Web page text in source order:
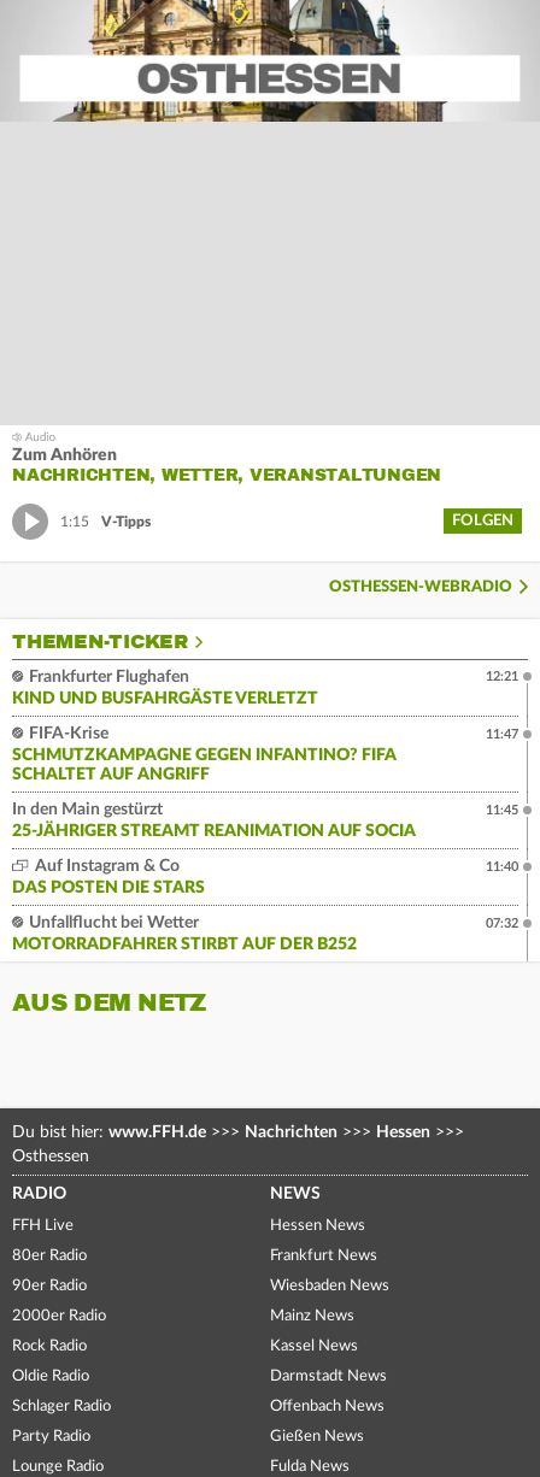
Zum Anhören
NACHRICHTEN, WETTER, VERANSTALTUNGEN
1:15 V-Tipps FOLGEN
OSTHESSEN-WEBRADIO
THEMEN-TICKER
Frankfurter Flughafen
KIND UND BUSFAHRGÄSTE VERLETZT
12:21
FIFA-Krise
SCHMUTZKAMPAGNE GEGEN INFANTINO? FIFA
SCHALTET AUF ANGRIFF
11:47
In den Main gestürzt
25-JÄHRIGER STREAMT REANIMATION AUF SOCIA
11:45
Auf Instagram & Co
DAS POSTEN DIE STARS
11:40
Unfallflucht bei Wetter
MOTORRADFAHRER STIRBT AUF DER B252
07:32
AUS DEM NETZ
Du bist hier: www.FFH.de >>> Nachrichten >>> Hessen >>>
Osthessen
RADIO
FFH Live
80er Radio
90er Radio
2000er Radio
Rock Radio
Oldie Radio
Schlager Radio
Party Radio
Lounge Radio
NEWS
Hessen News
Frankfurt News
Wiesbaden News
Mainz News
Kassel News
Darmstadt News
Offenbach News
Gießen News
Fulda News